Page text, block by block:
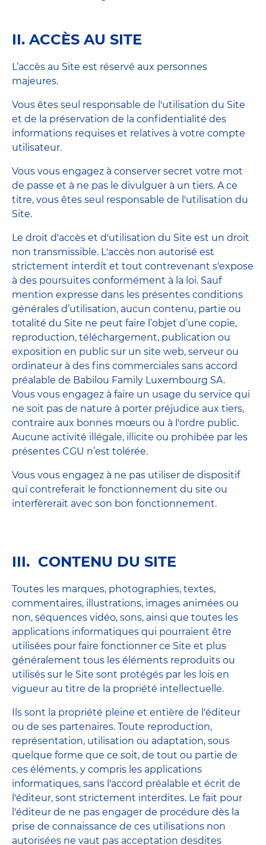
II. ACCÈS AU SITE
L’accès au Site est réservé aux personnes
majeures.
Vous êtes seul responsable de l'utilisation du Site
et de la préservation de la confidentialité des
informations requises et relatives à votre compte
utilisateur.
Vous vous engagez à conserver secret votre mot
de passe et à ne pas le divulguer à un tiers. A ce
titre, vous êtes seul responsable de l'utilisation du
Site.
Le droit d'accès et d'utilisation du Site est un droit
non transmissible. L'accès non autorisé est
strictement interdit et tout contrevenant s'expose
à des poursuites conformément à la loi. Sauf
mention expresse dans les présentes conditions
générales d’utilisation, aucun contenu, partie ou
totalité du Site ne peut faire l’objet d’une copie,
reproduction, téléchargement, publication ou
exposition en public sur un site web, serveur ou
ordinateur à des fins commerciales sans accord
préalable de Babilou Family Luxembourg SA.
Vous vous engagez à faire un usage du service qui
ne soit pas de nature à porter préjudice aux tiers,
contraire aux bonnes mœurs ou à l'ordre public.
Aucune activité illégale, illicite ou prohibée par les
présentes CGU n’est tolérée.
Vous vous engagez à ne pas utiliser de dispositif
qui contreferait le fonctionnement du site ou
interfèrerait avec son bon fonctionnement.
III. CONTENU DU SITE
Toutes les marques, photographies, textes,
commentaires, illustrations, images animées ou
non, séquences vidéo, sons, ainsi que toutes les
applications informatiques qui pourraient être
utilisées pour faire fonctionner ce Site et plus
généralement tous les éléments reproduits ou
utilisés sur le Site sont protégés par les lois en
vigueur au titre de la propriété intellectuelle.
Ils sont la propriété pleine et entière de l'éditeur
ou de ses partenaires. Toute reproduction,
représentation, utilisation ou adaptation, sous
quelque forme que ce soit, de tout ou partie de
ces éléments, y compris les applications
informatiques, sans l'accord préalable et écrit de
l'éditeur, sont strictement interdites. Le fait pour
l'éditeur de ne pas engager de procédure dès la
prise de connaissance de ces utilisations non
autorisées ne vaut pas acceptation desdites